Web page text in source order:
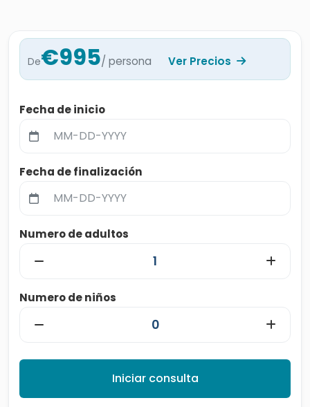
De€995/ persona Ver Precios
Fecha de inicio
Fecha de finalización
Numero de adultos
Numero de niños
Iniciar consulta